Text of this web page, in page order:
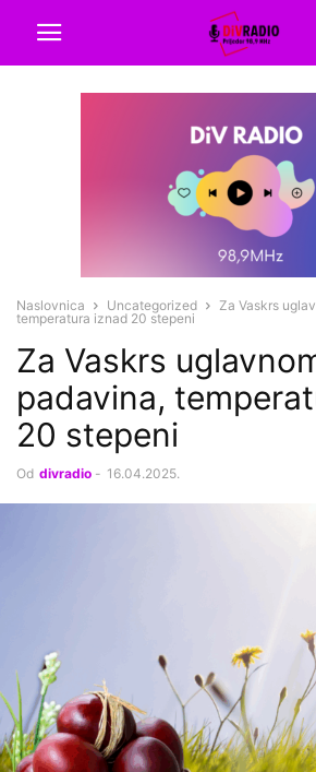
Naslovnica Uncategorized
Za Vaskrs
temperatura iznad 20 stepeni
Za Vaskrs
padavina,
20 stepeni
Od divradio - 16.04.2025.